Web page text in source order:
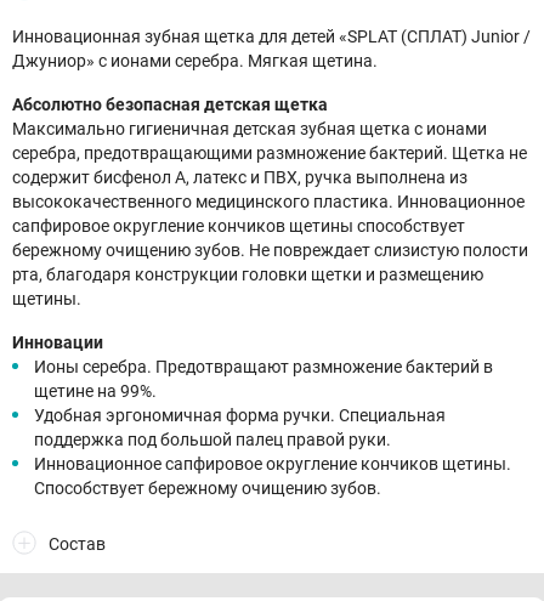
Инновационная зубная щетка для детей «SPLAT (СПЛАТ) Junior /
Джуниор» с ионами серебра. Мягкая щетина.
Абсолютно безопасная детская щетка
Максимально гигиеничная детская зубная щетка с ионами
серебра, предотвращающими размножение бактерий. Щетка не
содержит бисфенол А, латекс и ПВХ, ручка выполнена из
высококачественного медицинского пластика. Инновационное
сапфировое округление кончиков щетины способствует
бережному очищению зубов. Не повреждает слизистую полости
рта, благодаря конструкции головки щетки и размещению
щетины.
Инновации
И­оны се­реб­ра. Предотвращают размножение бактерий в
щетине на 99%.
Удоб­ная эр­го­номич­ная фор­ма руч­ки. Специальная
поддержка под большой палец правой руки.
Ин­но­ваци­он­ное сап­фи­ровое ок­ругле­ние кон­чи­ков ще­тины.
Способствует бережному очищению зубов.
Состав